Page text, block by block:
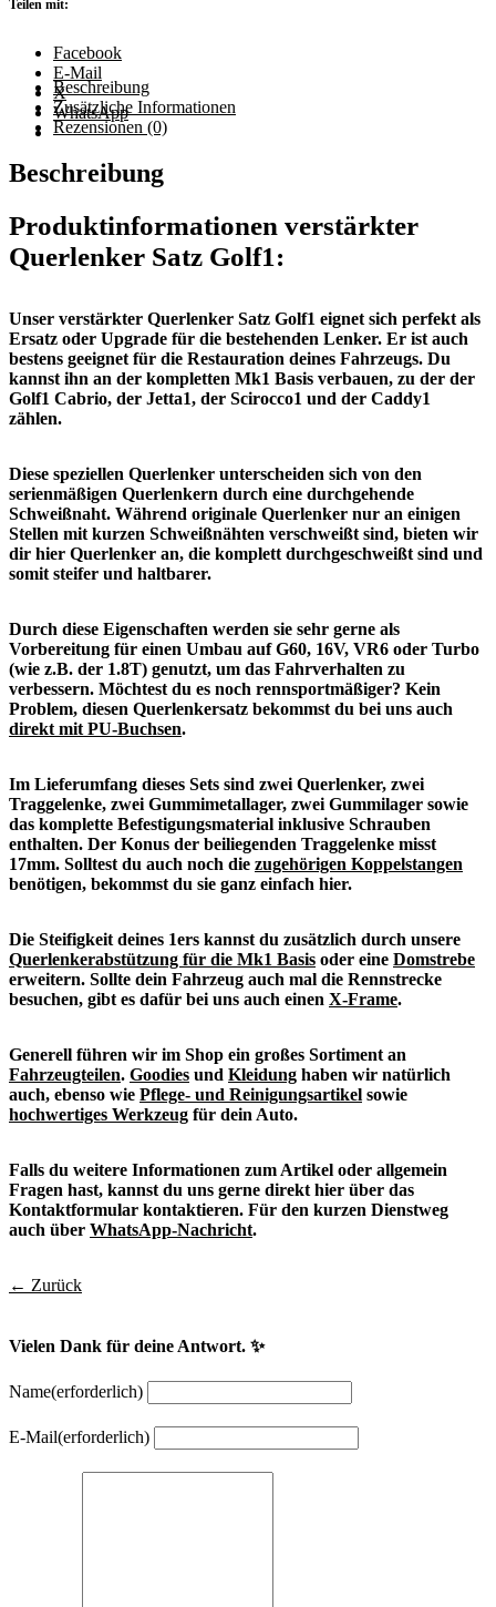
Scirocco,
Menge
Teilen mit:
Facebook
E-Mail
X
WhatsApp
Beschreibung
Zusätzliche Informationen
Rezensionen (0)
Beschreibung
Produktinformationen verstärkter
Querlenker Satz Golf1:
Unser verstärkter Querlenker Satz Golf1 eignet sich perfekt als
Ersatz oder Upgrade für die bestehenden Lenker. Er ist auch
bestens geeignet für die Restauration deines Fahrzeugs. Du
kannst ihn an der kompletten Mk1 Basis verbauen, zu der der
Golf1 Cabrio, der Jetta1, der Scirocco1 und der Caddy1
zählen.
Diese speziellen Querlenker unterscheiden sich von den
serienmäßigen Querlenkern durch eine durchgehende
Schweißnaht. Während originale Querlenker nur an einigen
Stellen mit kurzen Schweißnähten verschweißt sind, bieten wir
dir hier Querlenker an, die komplett durchgeschweißt sind und
somit steifer und haltbarer.
Durch diese Eigenschaften werden sie sehr gerne als
Vorbereitung für einen Umbau auf G60, 16V, VR6 oder Turbo
(wie z.B. der 1.8T) genutzt, um das Fahrverhalten zu
verbessern. Möchtest du es noch rennsportmäßiger? Kein
Problem, diesen Querlenkersatz bekommst du bei uns auch
direkt mit PU-Buchsen.
Im Lieferumfang dieses Sets sind zwei Querlenker, zwei
Traggelenke, zwei Gummimetallager, zwei Gummilager sowie
das komplette Befestigungsmaterial inklusive Schrauben
enthalten. Der Konus der beiliegenden Traggelenke misst
17mm. Solltest du auch noch die zugehörigen Koppelstangen
benötigen, bekommst du sie ganz einfach hier.
Die Steifigkeit deines 1ers kannst du zusätzlich durch unsere
Querlenkerabstützung für die Mk1 Basis oder eine Domstrebe
erweitern. Sollte dein Fahrzeug auch mal die Rennstrecke
besuchen, gibt es dafür bei uns auch einen X-Frame.
Generell führen wir im Shop ein großes Sortiment an
Fahrzeugteilen. Goodies und Kleidung haben wir natürlich
auch, ebenso wie Pflege- und Reinigungsartikel sowie
hochwertiges Werkzeug für dein Auto.
Falls du weitere Informationen zum Artikel oder allgemein
Fragen hast, kannst du uns gerne direkt hier über das
Kontaktformular kontaktieren. Für den kurzen Dienstweg
auch über WhatsApp-Nachricht.
← Zurück
Vielen Dank für deine Antwort. ✨
Name(erforderlich)
E-Mail(erforderlich)